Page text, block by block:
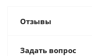
Отзывы
Задать вопрос